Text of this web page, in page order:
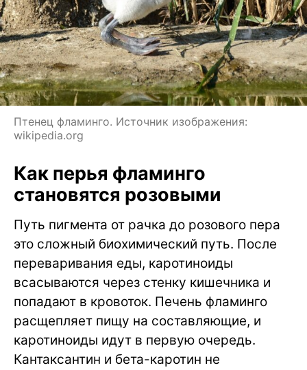
Птенец фламинго. Источник изображения:
wikipedia.org
Как перья фламинго
становятся розовыми
Путь пигмента от рачка до розового пера
это сложный биохимический путь. После
переваривания еды, каротиноиды
всасываются через стенку кишечника и
попадают в кровоток. Печень фламинго
расщепляет пищу на составляющие, и
каротиноиды идут в первую очередь.
Кантаксантин и бета-каротин не